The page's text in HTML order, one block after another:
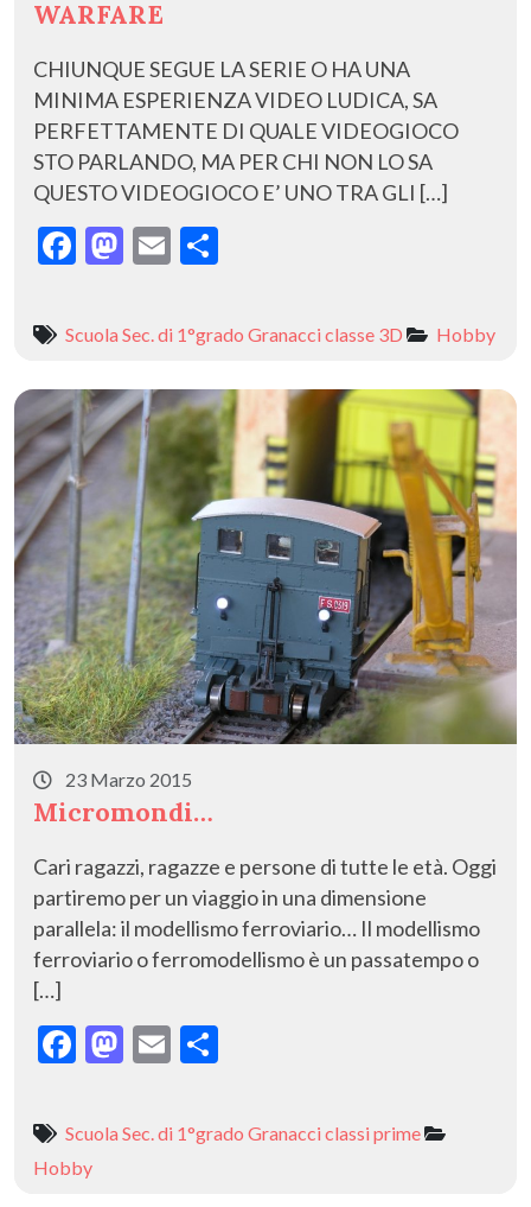
WARFARE
CHIUNQUE SEGUE LA SERIE O HA UNA
MINIMA ESPERIENZA VIDEO LUDICA, SA
PERFETTAMENTE DI QUALE VIDEOGIOCO
STO PARLANDO, MA PER CHI NON LO SA
QUESTO VIDEOGIOCO E’ UNO TRA GLI […]
F
e
o
o
k
M
to
o
n
E
ai n
vi
di
Scuola Sec. di 1°grado Granacci classe 3D Hobby
23 Marzo 2015
Micromondi…
Cari ragazzi, ragazze e persone di tutte le età. Oggi
partiremo per un viaggio in una dimensione
parallela: il modellismo ferroviario… Il modellismo
ferroviario o ferromodellismo è un passatempo o
[…]
F
e
b
M
to
E
ai n
Scuola Sec. di 1°grado Granacci classi prime
Hobby